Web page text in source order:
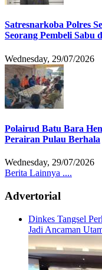
Satresnarkoba Polres
Seorang Pembeli Sabu
Wednesday, 29/07/2026
Polairud Batu Bara
Perairan Pulau Berhala
Wednesday, 29/07/2026
Berita Lainnya ....
Advertorial
Dinkes Tangsel
Jadi Ancaman